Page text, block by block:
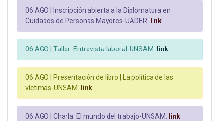
06 AGO |
Inscripción abierta a la Diplomatura en
Cuidados de Personas Mayores-UADER.
link
06 AGO | Taller: Entrevista laboral-UNSAM. link
06 AGO |
Presentación de libro | La política de las
víctimas-UNSAM.
link
06 AGO | Charla: El mundo del trabajo-UNSAM. link